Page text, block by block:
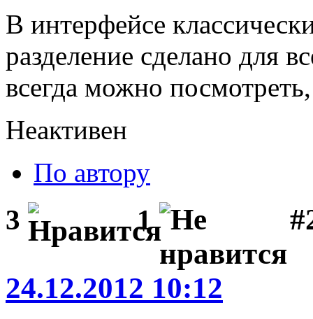
В интерфейсе
разделение сделано для
всегда можно
Неактивен
По автору
3 1
24.12.2012 10:12